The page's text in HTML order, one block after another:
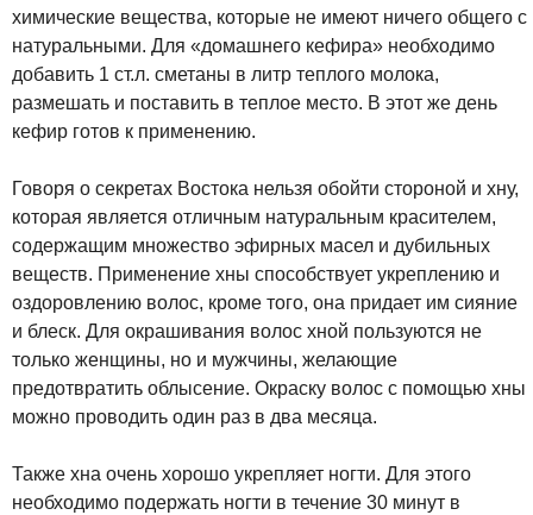
химические вещества, которые не имеют ничего общего с
натуральными. Для «домашнего кефира» необходимо
добавить 1 ст.л. сметаны в литр теплого молока,
размешать и поставить в теплое место. В этот же день
кефир готов к применению.
Говоря о секретах Востока нельзя обойти стороной и хну,
которая является отличным натуральным красителем,
содержащим множество эфирных масел и дубильных
веществ. Применение хны способствует укреплению и
оздоровлению волос, кроме того, она придает им сияние
и блеск. Для окрашивания волос хной пользуются не
только женщины, но и мужчины, желающие
предотвратить облысение. Окраску волос с помощью хны
можно проводить один раз в два месяца.
Также хна очень хорошо укрепляет ногти. Для этого
необходимо подержать ногти в течение 30 минут в